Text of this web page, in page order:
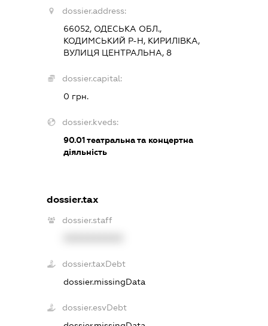
dossier.address:
66052, ОДЕСЬКА ОБЛ.,
КОДИМСЬКИЙ Р-Н, КИРИЛІВКА,
ВУЛИЦЯ ЦЕНТРАЛЬНА, 8
dossier.capital:
0 грн.
dossier.kveds:
90.01театральна та концертна
діяльність
dossier.tax
dossier.staff
dossier.taxDebt
dossier.missingData
dossier.esvDebt